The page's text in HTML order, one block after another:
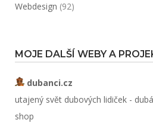
Webdesign (92)
MOJE DALŠÍ WEBY A
dubanci.cz
utajený svět dubových lidiček -
shop